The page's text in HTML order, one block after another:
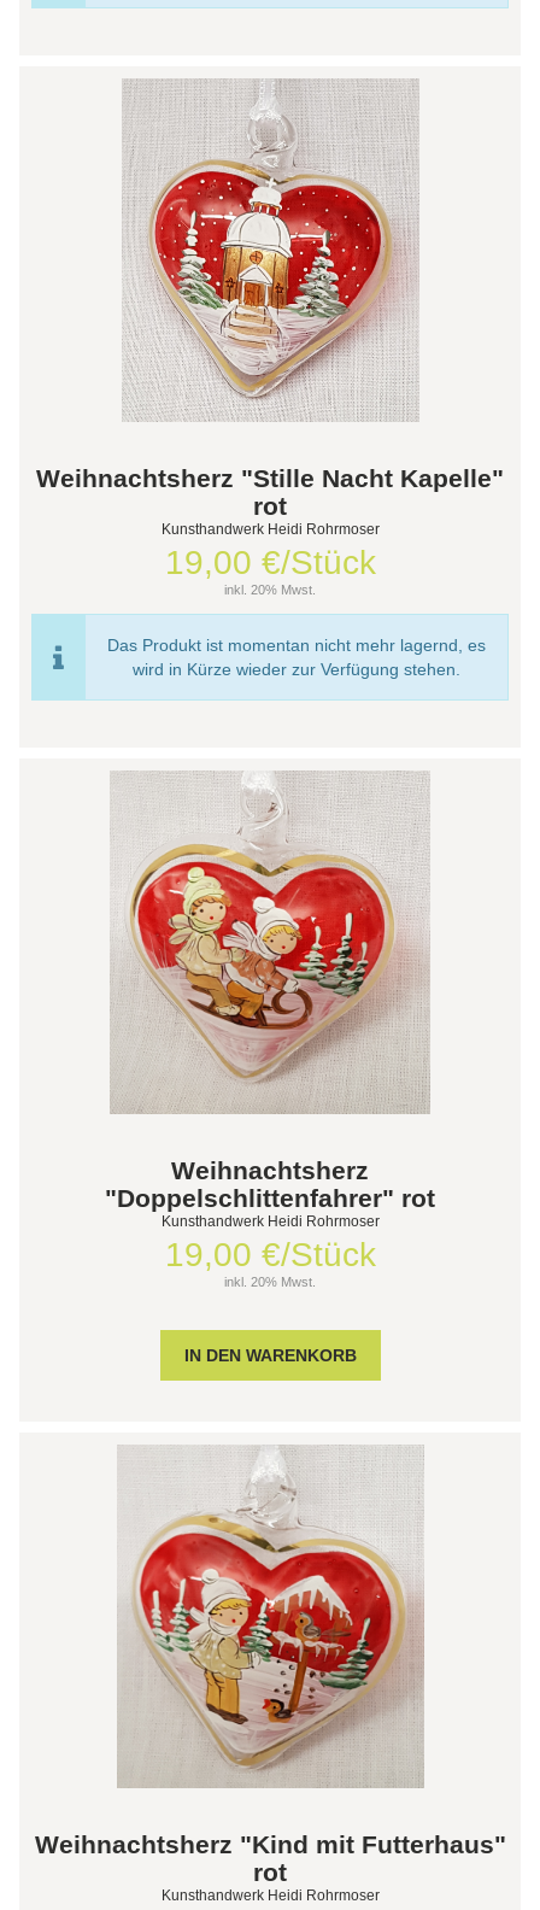
Weihnachtsherz "Stille Nacht Kapelle"
rot
Kunsthandwerk Heidi Rohrmoser
19,00 €/Stück
inkl. 20% Mwst.
Das Produkt ist momentan nicht mehr lagernd, es
wird in Kürze wieder zur Verfügung stehen.
Weihnachtsherz
"Doppelschlittenfahrer" rot
Kunsthandwerk Heidi Rohrmoser
19,00 €/Stück
inkl. 20% Mwst.
Weihnachtsherz "Kind mit Futterhaus"
rot
Kunsthandwerk Heidi Rohrmoser